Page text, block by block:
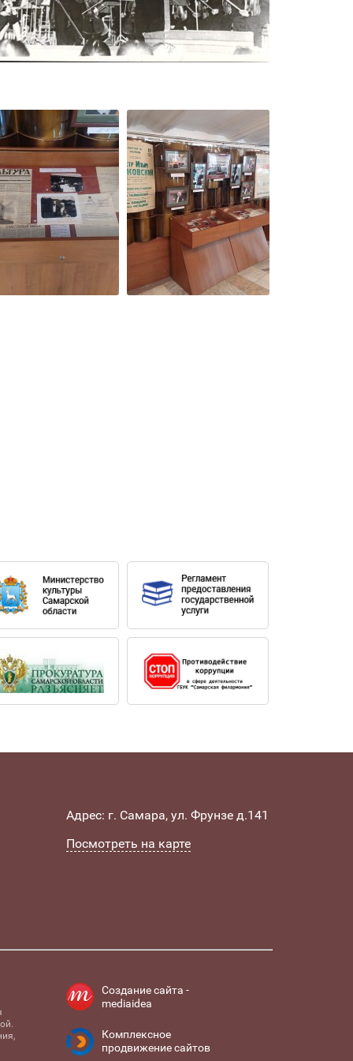
Адрес: г. Самара, ул. Фрунзе д.141
Посмотреть на карте
Создание сайта -
mediaidea
Комплексное
продвижение сайтов